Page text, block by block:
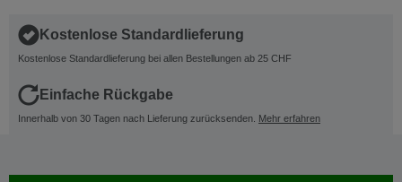
Kostenlose Standardlieferung
Kostenlose Standardlieferung bei allen Bestellungen ab 25 CHF
Einfache Rückgabe
Innerhalb von 30 Tagen nach Lieferung zurücksenden. Mehr erfahren